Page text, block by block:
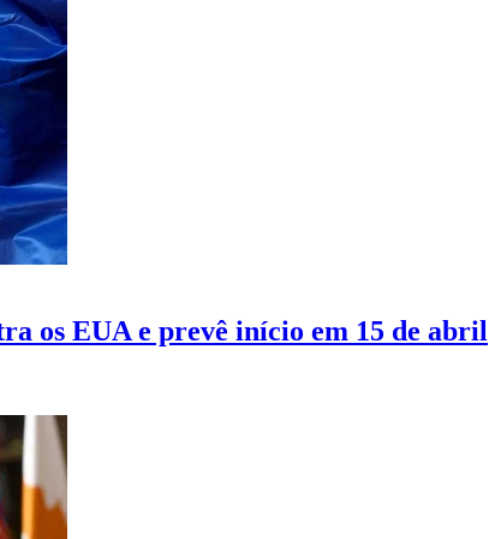
os EUA e prevê início em 15 de abril